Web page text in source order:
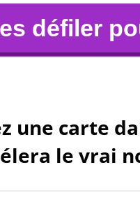
défiler
une carte
le vrai